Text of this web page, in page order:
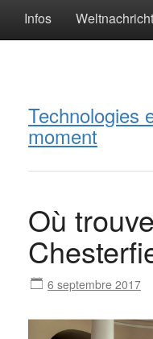
Infos
Technologies
moment
Où
6 septembre 2017